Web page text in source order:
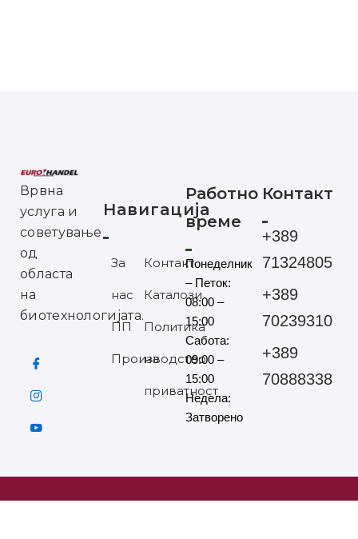
Врвна
услуга и
советување
од
областа
на
биотехнологијата.
Навигација
За
нас
ПП
Производство
Контакт
Каталози
Политика
на
приватност
Работно
време
Понеделник
– Петок:
08:00 –
15:00
Сабота:
09:00 –
15:00
Недела:
Затворено
Контакт
+389
71324805
+389
70239310
+389
70888338